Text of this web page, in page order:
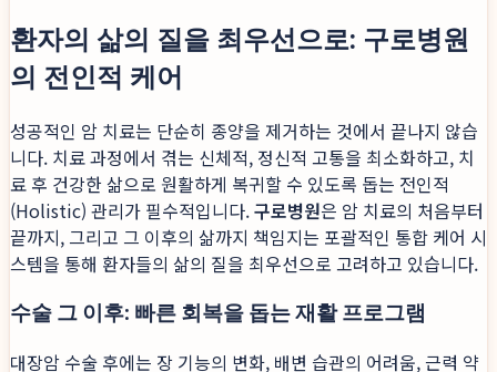
환자의 삶의 질을 최우선으로: 구로병원
의 전인적 케어
성공적인 암 치료는 단순히 종양을 제거하는 것에서 끝나지 않습
니다. 치료 과정에서 겪는 신체적, 정신적 고통을 최소화하고, 치
료 후 건강한 삶으로 원활하게 복귀할 수 있도록 돕는 전인적
(Holistic) 관리가 필수적입니다.구로병원은 암 치료의 처음부터
끝까지, 그리고 그 이후의 삶까지 책임지는 포괄적인 통합 케어 시
스템을 통해 환자들의 삶의 질을 최우선으로 고려하고 있습니다.
수술 그 이후: 빠른 회복을 돕는 재활 프로그램
대장암 수술 후에는 장 기능의 변화, 배변 습관의 어려움, 근력 약